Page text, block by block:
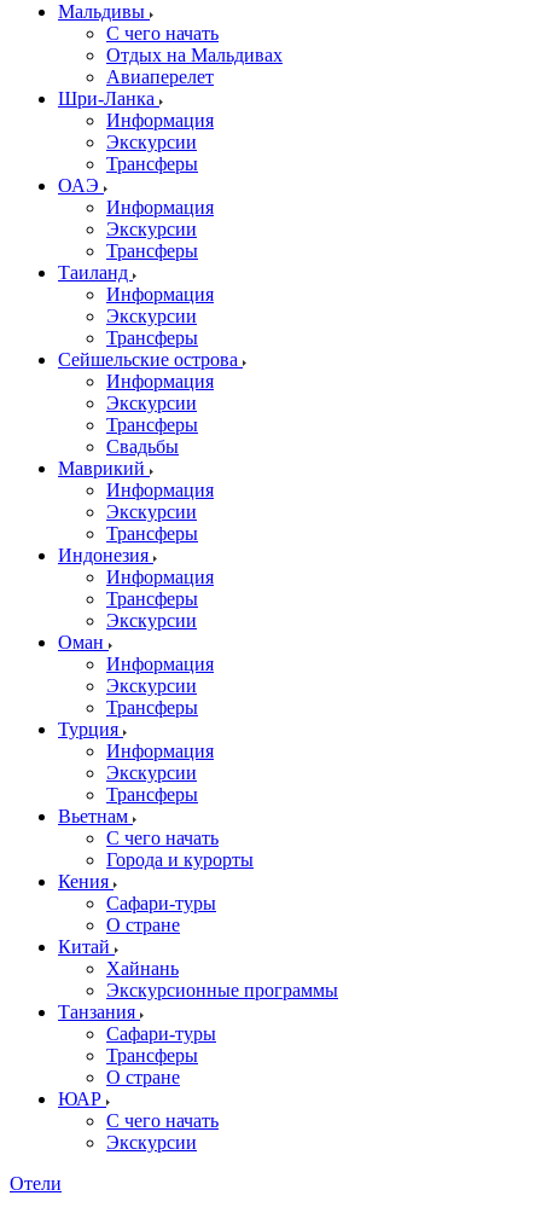
Мальдивы
С чего начать
Отдых на Мальдивах
Авиаперелет
Шри-Ланка
Информация
Экскурсии
Трансферы
ОАЭ
Информация
Экскурсии
Трансферы
Таиланд
Информация
Экскурсии
Трансферы
Сейшельские острова
Информация
Экскурсии
Трансферы
Свадьбы
Маврикий
Информация
Экскурсии
Трансферы
Индонезия
Информация
Трансферы
Экскурсии
Оман
Информация
Экскурсии
Трансферы
Турция
Информация
Экскурсии
Трансферы
Вьетнам
С чего начать
Города и курорты
Кения
Сафари-туры
О стране
Китай
Хайнань
Экскурсионные программы
Танзания
Сафари-туры
Трансферы
О стране
ЮАР
С чего начать
Экскурсии
Отели